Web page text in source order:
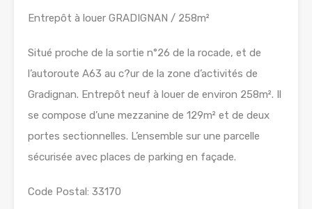
Entrepôt à louer GRADIGNAN / 258m²
Situé proche de la sortie n°26 de la rocade, et de
l’autoroute A63 au c?ur de la zone d’activités de
Gradignan. Entrepôt neuf à louer de environ 258m². Il
se compose d’une mezzanine de 129m² et de deux
portes sectionnelles. L’ensemble sur une parcelle
sécurisée avec places de parking en façade.
Code Postal: 33170